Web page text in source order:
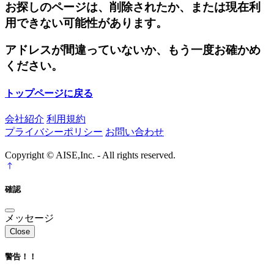
お探しのページは、削除されたか、または現在利
用できない可能性があります。
アドレスが間違っていないか、もう一度お確かめ
ください。
トップページに戻る
会社紹介 利用規約
プライバシーポリシー お問い合わせ
Copyright © AISE,Inc. - All rights reserved.
確認
メッセージ
Close
警告！！